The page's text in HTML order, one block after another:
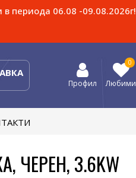
периода 06.08 -09.08.2026г!
Профил Любими
0
ЧЕРЕН, 3.6KW